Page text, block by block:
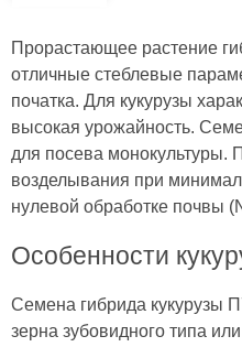
Прорастающее растение
отличные стеблевые
початка. Для кукурузы
высокая урожайность.
для посева монокультуры.
возделывания при
нулевой обработке почвы
Особенности
Семена гибрида кукурузы
зерна зубовидного типа